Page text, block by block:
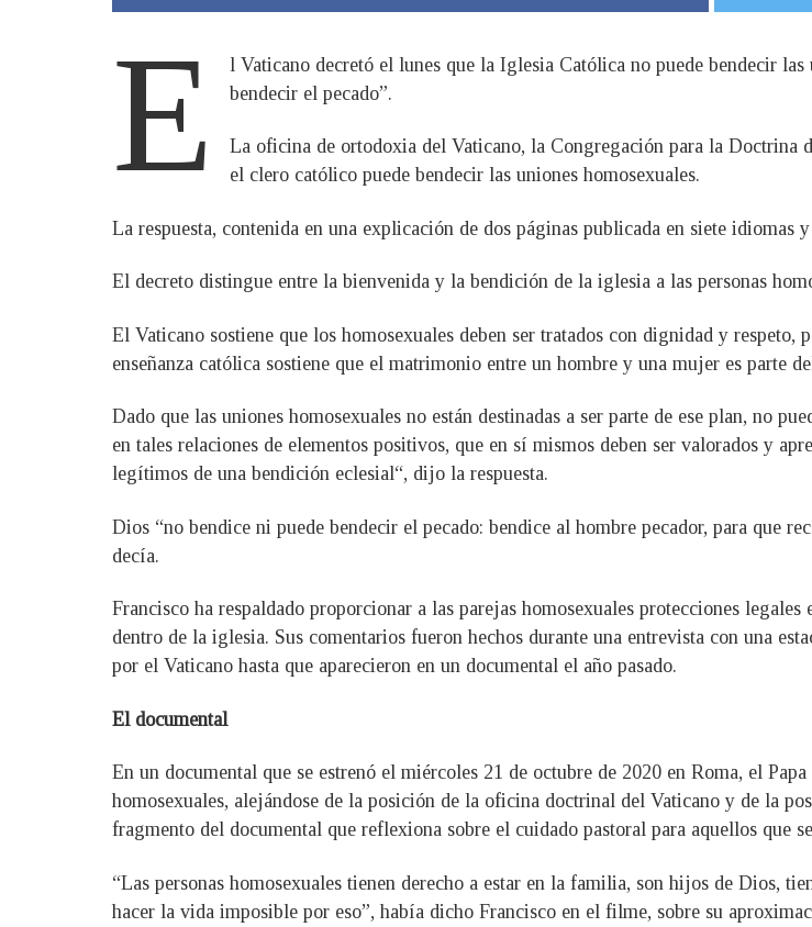
E
l Vaticano decretó el lunes que la Iglesia Católica no puede bendecir
bendecir el pecado”.
La oficina de ortodoxia del Vaticano, la Congregación para la Doctrina
el clero católico puede bendecir las uniones homosexuales.
La respuesta, contenida en una explicación de dos páginas publicada en siete idiomas
El decreto distingue entre la bienvenida y la bendición de la iglesia a las personas
El Vaticano sostiene que los homosexuales deben ser tratados con dignidad y respeto,
enseñanza católica sostiene que el matrimonio entre un hombre y una mujer es parte
Dado que las uniones homosexuales no están destinadas a ser parte de ese plan, no
en tales relaciones de elementos positivos, que en sí mismos deben ser valorados y
legítimos de una bendición eclesial“, dijo la respuesta.
Dios “no bendice ni puede bendecir el pecado: bendice al hombre pecador, para que
decía.
Francisco ha respaldado proporcionar a las parejas homosexuales protecciones
dentro de la iglesia. Sus comentarios fueron hechos durante una entrevista con una
por el Vaticano hasta que aparecieron en un documental el año pasado.
El documental
En un documental que se estrenó el miércoles 21 de octubre de 2020 en Roma, el
homosexuales, alejándose de la posición de la oficina doctrinal del Vaticano y de la
fragmento del documental que reflexiona sobre el cuidado pastoral para aquellos que
“Las personas homosexuales tienen derecho a estar en la familia, son hijos de Dios,
hacer la vida imposible por eso”, había dicho Francisco en el filme, sobre su